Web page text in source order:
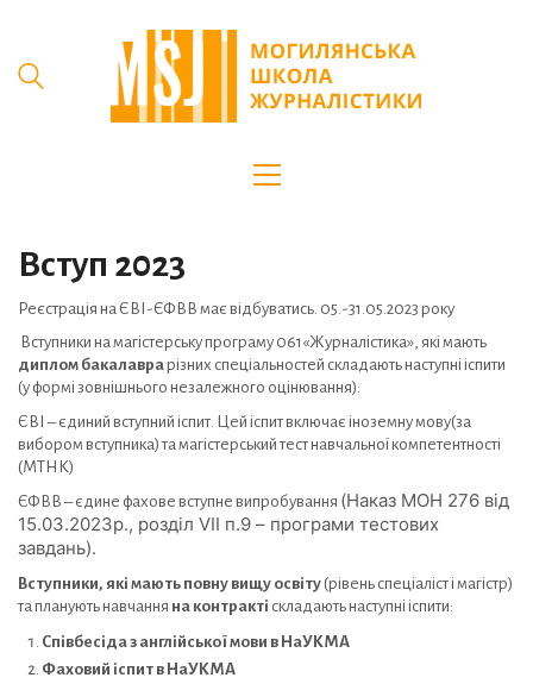
Вступ 2023
Реєстрація на ЄВІ-ЄФВВ має відбуватись. 05.-31.05.2023 року
Вступники на магістерську програму 061«Журналістика», які мають
диплом бакалаврарізних спеціальностей складають наступні іспити
(у формі зовнішнього незалежного оцінювання):
ЄВІ – єдиний вступний іспит. Цей іспит включає іноземну мову(за
вибором вступника) та магістерський тест навчальної компетентності
(МТНК)
ЄФВВ – єдине фахове вступне випробування (Наказ МОН 276 від
15.03.2023р., розділ VII п.9 – програми тестових
завдань).
Вступники, які мають повну вищу освіту (рівень спеціаліст і магістр)
та планують навчання на контракті складають наступні іспити:
Співбесіда з англійської мови в НаУКМА
Фаховий іспит в НаУКМА